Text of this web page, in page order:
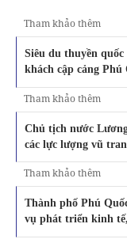
Tham khảo thêm
Siêu du thuyền quốc
khách cập cảng Phú
Tham khảo thêm
Chủ tịch nước
các lực lượng vũ
Tham khảo thêm
Thành phố Phú
vụ phát triển kinh